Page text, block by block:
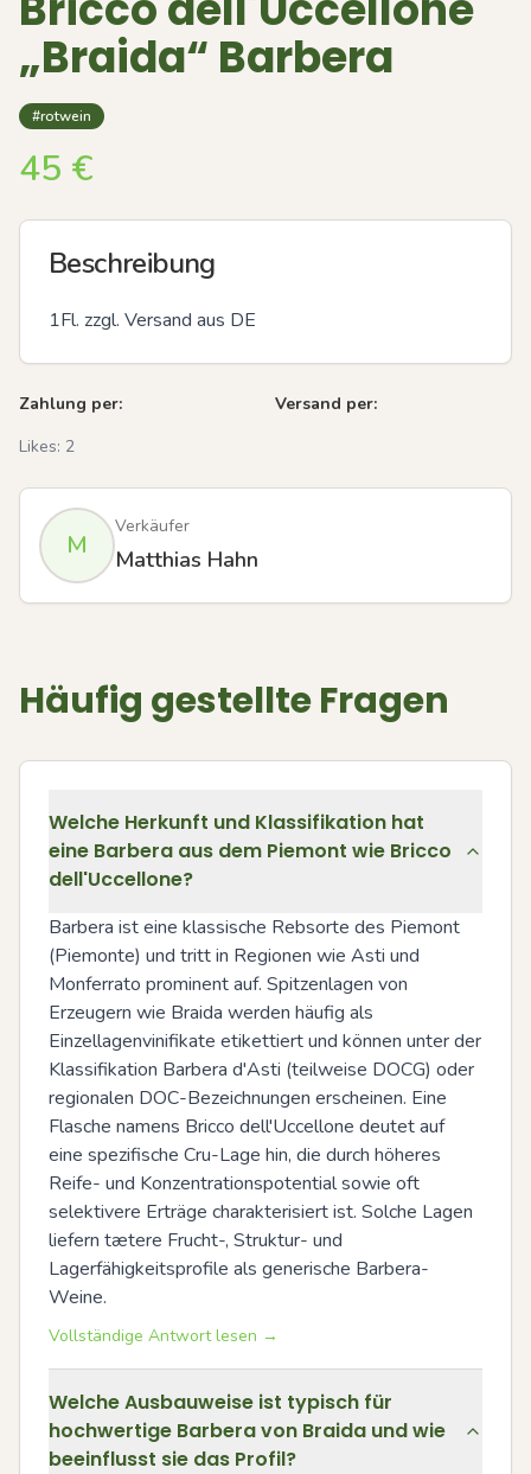
„Braida“ Barbera
#rotwein
45 €
Beschreibung
1Fl. zzgl. Versand aus DE
Zahlung per:
Versand per:
Likes: 2
M
Verkäufer
Matthias Hahn
Häufig gestellte Fragen
Welche Herkunft und Klassifikation hat
eine Barbera aus dem Piemont wie Bricco
dell'Uccellone?
Barbera ist eine klassische Rebsorte des Piemont
(Piemonte) und tritt in Regionen wie Asti und
Monferrato prominent auf. Spitzenlagen von
Erzeugern wie Braida werden häufig als
Einzellagenvinifikate etikettiert und können unter der
Klassifikation Barbera d'Asti (teilweise DOCG) oder
regionalen DOC-Bezeichnungen erscheinen. Eine
Flasche namens Bricco dell'Uccellone deutet auf
eine spezifische Cru-Lage hin, die durch höheres
Reife- und Konzentrationspotential sowie oft
selektivere Erträge charakterisiert ist. Solche Lagen
liefern tætere Frucht-, Struktur- und
Lagerfähigkeitsprofile als generische Barbera-
Weine.
Vollständige Antwort lesen →
Welche Ausbauweise ist typisch für
hochwertige Barbera von Braida und wie
beeinflusst sie das Profil?